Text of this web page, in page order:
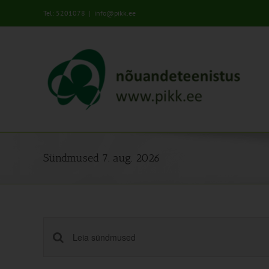
Tel: 5201078 | info@pikk.ee
Sündmused 7. aug. 2026
Sündmused
Enter